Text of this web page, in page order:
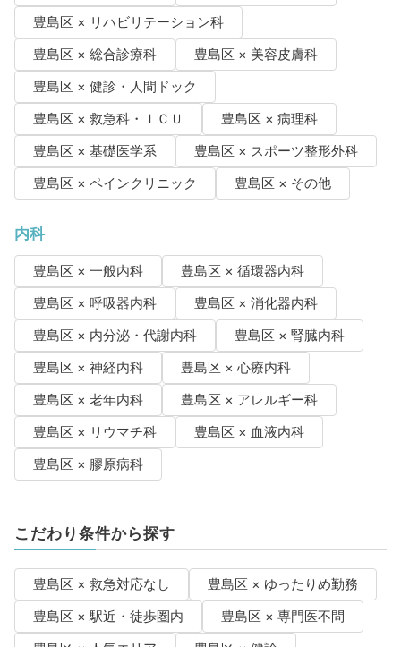
豊島区 × リハビリテーション科
豊島区 × 総合診療科
豊島区 × 美容皮膚科
豊島区 × 健診・人間ドック
豊島区 × 救急科・ＩＣＵ
豊島区 × 病理科
豊島区 × 基礎医学系
豊島区 × スポーツ整形外科
豊島区 × ペインクリニック
豊島区 × その他
内科
豊島区 × 一般内科
豊島区 × 循環器内科
豊島区 × 呼吸器内科
豊島区 × 消化器内科
豊島区 × 内分泌・代謝内科
豊島区 × 腎臓内科
豊島区 × 神経内科
豊島区 × 心療内科
豊島区 × 老年内科
豊島区 × アレルギー科
豊島区 × リウマチ科
豊島区 × 血液内科
豊島区 × 膠原病科
こだわり条件から探す
豊島区 × 救急対応なし
豊島区 × ゆったりめ勤務
豊島区 × 駅近・徒歩圏内
豊島区 × 専門医不問